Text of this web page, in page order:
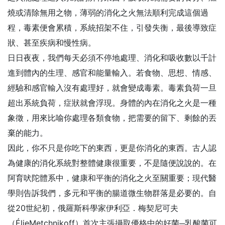
燒或清除無用之物，薄弱的消化之火無法順利完成這個過
程，毒素便會累積，系統招架不住，引發失衡，最後導致症
狀、甚至疾病和慢性病。
日日夜夜，我們每天必須不停地處理、消化和吸收數以千計
進到體內的生理、感官和能量輸入。若食物、思想、情感、
經驗和感官輸入沒有處理好，就會變成毒素。毒素負荷一旦
超出系統負荷，症狀就會浮現。身體的內在消化之火是一種
象徵，用來比喻你處理各類食物，把需要的留下、剩餘的丟
棄的能力。
因此，你不只是你吃下的東西，更是你消化的東西。古人認
為健康的消化系統對整體健康很重要，不是隨便說說的。在
阿育吠陀體系中，健康和平衡的消化之火至關重要；現代醫
學則告訴我們，多元和平衡的腸道微生物群落是必要的。自
從20世紀初，俄羅斯科學家伊利亞．梅契尼可夫
（ÉlieMetchnikoff）首次主張攝取優格中的好菌─乳酸菌可